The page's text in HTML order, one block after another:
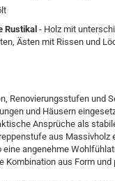
Rustikal - Holz mit
Ästen mit Rissen und
Renovierungsstufen und
und Häusern
Ansprüche als
aus
angenehme
Kombination aus Form